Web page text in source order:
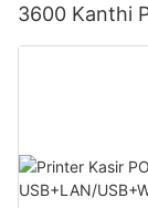
3600 Kanthi